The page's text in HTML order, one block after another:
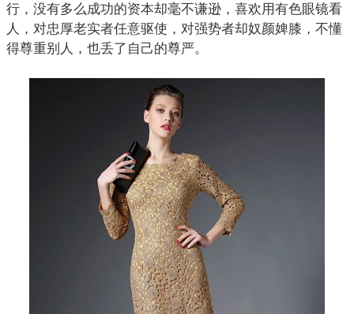
行，没有多么成功的资本却毫不谦逊，喜欢用有色眼镜看
人，对忠厚老实者任意驱使，对强势者却奴颜婢膝，不懂
得尊重别人，也丢了自己的尊严。